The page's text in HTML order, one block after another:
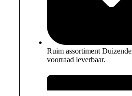
Ruim assortiment
voorraad leverbaar.